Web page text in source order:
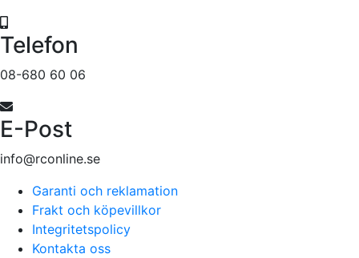
Telefon
08-680 60 06
E-Post
info@rconline.se
Garanti och reklamation
Frakt och köpevillkor
Integritetspolicy
Kontakta oss